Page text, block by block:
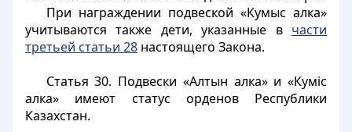
При награждении подвеской «Кумыс алка»
учитываются также дети, указанные в части
третьей статьи 28 настоящего Закона.
Статья 30. Подвески «Алтын алка» и «Куміс
алка» имеют статус орденов Республики
Казахстан.